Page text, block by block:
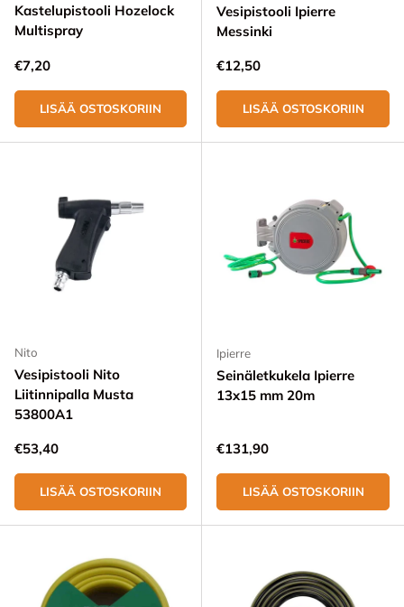
Kastelupistooli Hozelock
Multispray
Normaali hinta
€7,20
LISÄÄ OSTOSKORIIN
Vesipistooli Ipierre
Messinki
Normaali hinta
€12,50
LISÄÄ OSTOSKORIIN
Nito
Vesipistooli Nito
Liitinnipalla Musta
53800A1
Normaali hinta
€53,40
LISÄÄ OSTOSKORIIN
Ipierre
Seinäletkukela Ipierre
13x15 mm 20m
Normaali hinta
€131,90
LISÄÄ OSTOSKORIIN